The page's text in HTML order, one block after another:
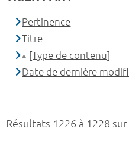
Résultats 1226 à 1228
Pertinence
Titre
[Type de contenu]
Date de dernière